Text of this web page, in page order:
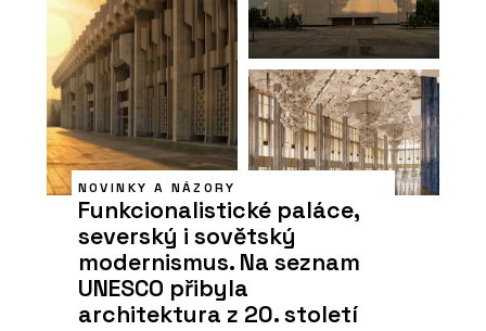
NOVINKY A NÁZORY
Funkcionalistické paláce,
severský i sovětský
modernismus. Na seznam
UNESCO přibyla
architektura z 20. století